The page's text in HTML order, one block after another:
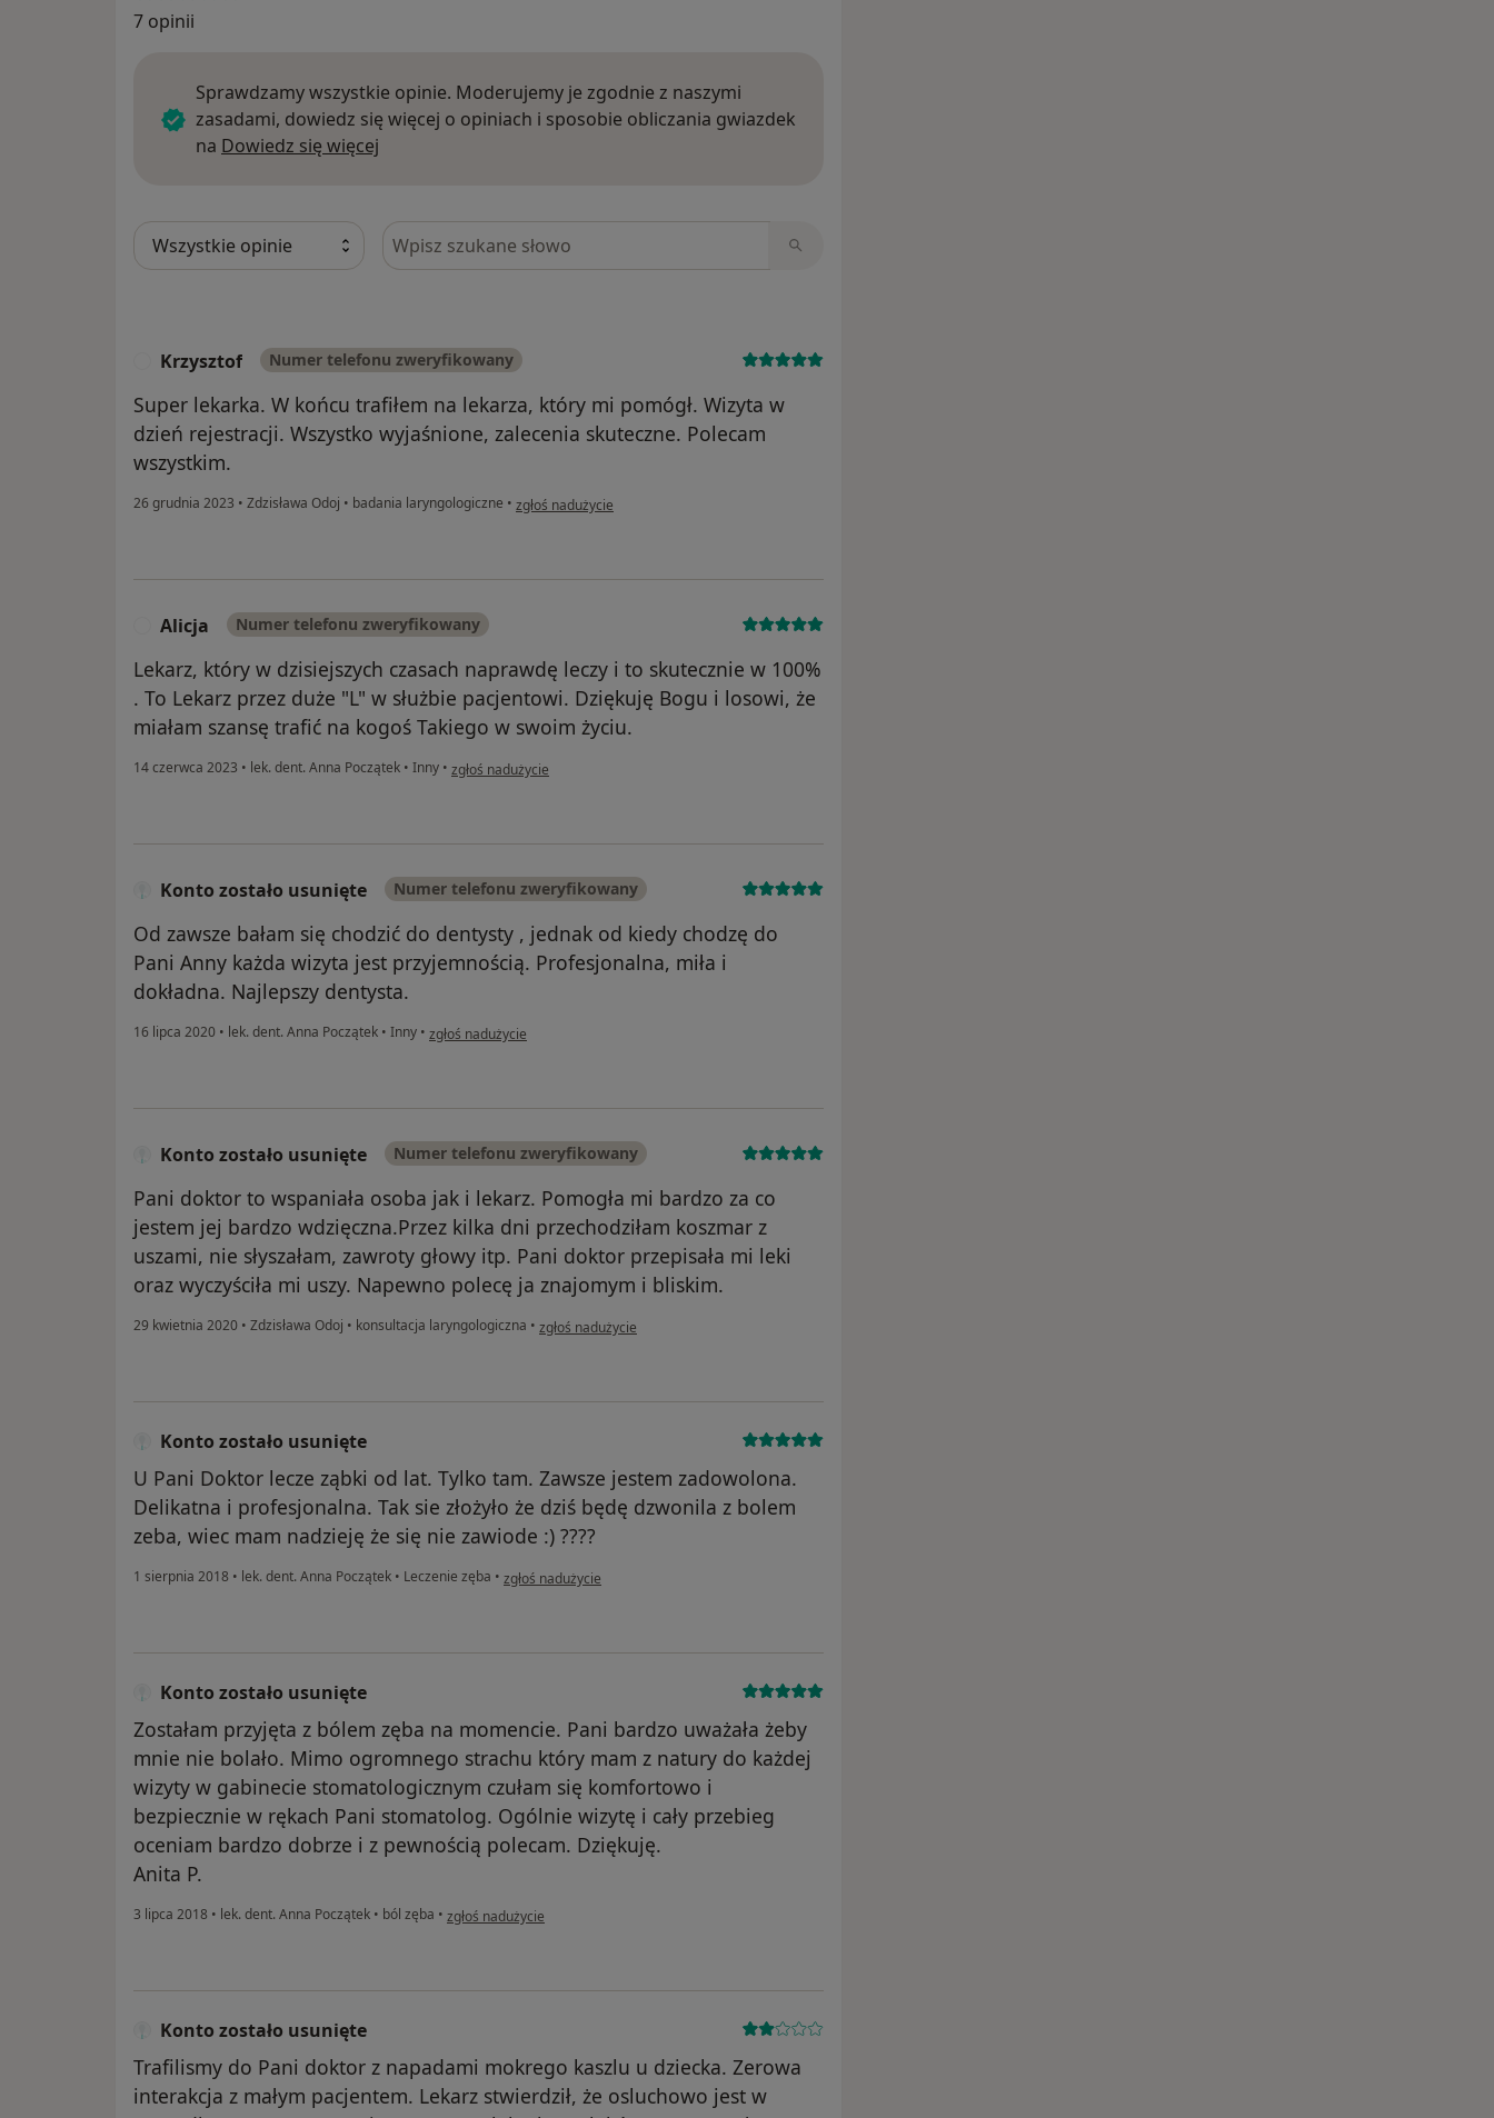
7 opinii
Sprawdzamy wszystkie opinie. Moderujemy je zgodnie z naszymi
zasadami, dowiedz się więcej o opiniach i sposobie obliczania gwiazdek
na Dowiedz się więcej
Szukaj w opiniach
Krzysztof Numer telefonu zweryfikowany
Super lekarka. W końcu trafiłem na lekarza, który mi pomógł. Wizyta w
dzień rejestracji. Wszystko wyjaśnione, zalecenia skuteczne. Polecam
wszystkim.
26 grudnia 2023 • Zdzisława Odoj • badania laryngologiczne • w opinii użytkownika Krzysztof
zgłoś nadużycie
Alicja Numer telefonu zweryfikowany
Lekarz, który w dzisiejszych czasach naprawdę leczy i to skutecznie w 100%
. To Lekarz przez duże "L" w służbie pacjentowi. Dziękuję Bogu i losowi, że
miałam szansę trafić na kogoś Takiego w swoim życiu.
14 czerwca 2023 • lek. dent. Anna Początek • Inny • w opinii użytkownika Alicja
zgłoś nadużycie
Konto zostało usunięte Numer telefonu zweryfikowany
Od zawsze bałam się chodzić do dentysty , jednak od kiedy chodzę do
Pani Anny każda wizyta jest przyjemnością. Profesjonalna, miła i
dokładna. Najlepszy dentysta.
16 lipca 2020 • lek. dent. Anna Początek • Inny • w opinii użytkownika Konto zostało usunięte
zgłoś nadużycie
Konto zostało usunięte Numer telefonu zweryfikowany
Pani doktor to wspaniała osoba jak i lekarz. Pomogła mi bardzo za co
jestem jej bardzo wdzięczna.Przez kilka dni przechodziłam koszmar z
uszami, nie słyszałam, zawroty głowy itp. Pani doktor przepisała mi leki
oraz wyczyściła mi uszy. Napewno polecę ja znajomym i bliskim.
29 kwietnia 2020 • Zdzisława Odoj • konsultacja laryngologiczna • w opinii użytkownika Konto zostało usunięte
zgłoś nadużycie
Konto zostało usunięte
U Pani Doktor lecze ząbki od lat. Tylko tam. Zawsze jestem zadowolona.
Delikatna i profesjonalna. Tak sie złożyło że dziś będę dzwonila z bolem
zeba, wiec mam nadzieję że się nie zawiode :) ????
1 sierpnia 2018 • lek. dent. Anna Początek • Leczenie zęba • w opinii użytkownika Konto zostało usunięte
zgłoś nadużycie
Konto zostało usunięte
Zostałam przyjęta z bólem zęba na momencie. Pani bardzo uważała żeby
mnie nie bolało. Mimo ogromnego strachu który mam z natury do każdej
wizyty w gabinecie stomatologicznym czułam się komfortowo i
bezpiecznie w rękach Pani stomatolog. Ogólnie wizytę i cały przebieg
oceniam bardzo dobrze i z pewnością polecam. Dziękuję.
Anita P.
3 lipca 2018 • lek. dent. Anna Początek • ból zęba • w opinii użytkownika Konto zostało usunięte
zgłoś nadużycie
Konto zostało usunięte
Trafilismy do Pani doktor z napadami mokrego kaszlu u dziecka. Zerowa
interakcja z małym pacjentem. Lekarz stwierdził, że osluchowo jest w